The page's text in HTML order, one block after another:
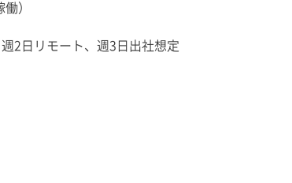
）
日リモート、週3日出社想定